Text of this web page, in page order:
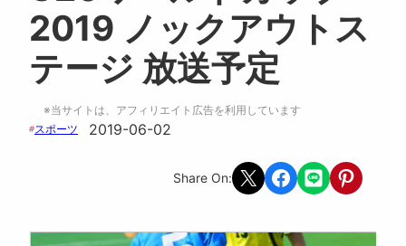
2019 ノックアウトス
テージ 放送予定
※当サイトは、アフィリエイト広告を利用しています
#スポーツ 2019-06-02
Share On: Share on X Share on Facebook
Share on LINEShare on